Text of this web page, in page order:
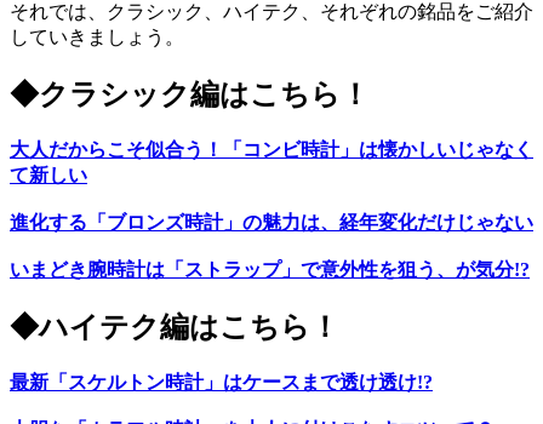
それでは、クラシック、ハイテク、それぞれの銘品をご紹介
していきましょう。
◆クラシック編はこちら！
大人だからこそ似合う！「コンビ時計」は懐かしいじゃなく
て新しい
進化する「ブロンズ時計」の魅力は、経年変化だけじゃない
いまどき腕時計は「ストラップ」で意外性を狙う、が気分!?
◆ハイテク編はこちら！
最新「スケルトン時計」はケースまで透け透け!?